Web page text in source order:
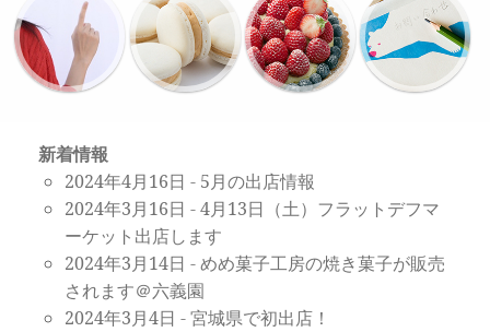
新着情報
2024年4月16日 - 5月の出店情報
2024年3月16日 -4月13日（土）フラットデフマ
ーケット出店します
2024年3月14日 -めめ菓子工房の焼き菓子が販売
されます＠六義園
2024年3月4日 -宮城県で初出店！